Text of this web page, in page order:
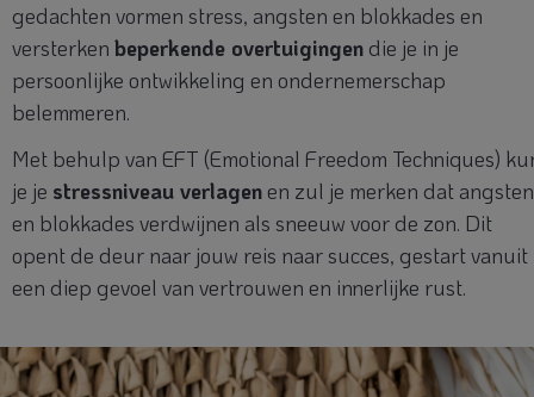
gedachten vormen stress, angsten en blokkades en
versterken beperkende overtuigingen die je in je
persoonlijke ontwikkeling en ondernemerschap
belemmeren.
Met behulp van EFT (Emotional Freedom Techniques)
je je stressniveau verlagen en zul je merken dat angsten
en blokkades verdwijnen als sneeuw voor de zon. Dit
opent de deur naar jouw reis naar succes, gestart vanuit
een diep gevoel van vertrouwen en innerlijke rust.